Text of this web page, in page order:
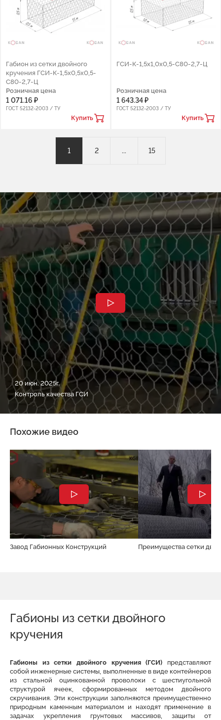
Габион из сетки двойного
кручения ГCИ-К-1,5х0,5х0,5-
С80-2,7-Ц
Розничная цена
1 071.16 ₽
ГОСТ 52132-2003 / ТУ
Купить
ГCИ-К-1,5х1,0х0,5-С80-2,7-Ц
Розничная цена
1 643.34 ₽
ГОСТ 52132-2003 / ТУ
Купить
1 2 ... 15
20 июн. 2025г.
Контроль качества ГСИ
Похожие видео
Завод Габионных Конструкций Преимущества сетки
Габионы из сетки двойного
кручения
Габионы из сетки двойного кручения (ГСИ) представляют
собой инженерные системы, выполненные в виде контейнеров
из стальной оцинкованной проволоки с шестиугольной
структурой ячеек, сформированных методом двойного
скручивания. Эти конструкции заполняются преимущественно
природным каменным материалом и находят применение в
задачах укрепления грунтовых массивов, защиты от